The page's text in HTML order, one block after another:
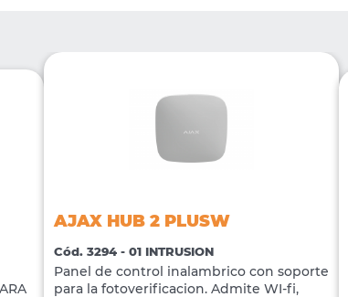
AJAX HUB 2 PLUSW
Cód. 3294 - 01 INTRUSION
Panel de control inalambrico con soporte
para la fotoverificacion. Admite WI-fi,